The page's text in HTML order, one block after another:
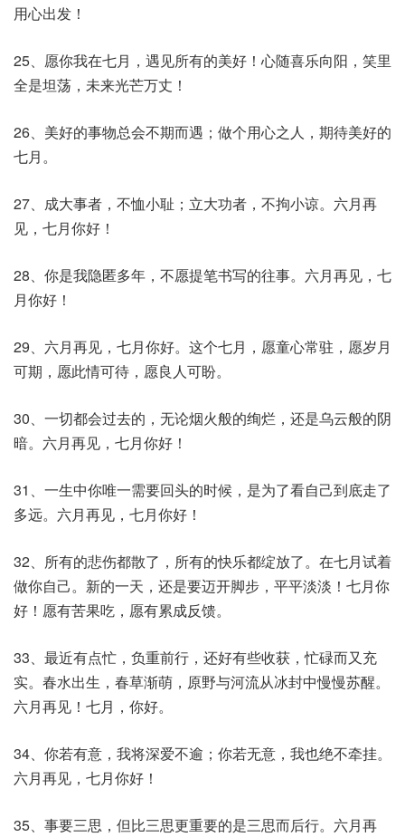
用心出发！
25、愿你我在七月，遇见所有的美好！心随喜乐向阳，笑里
全是坦荡，未来光芒万丈！
26、美好的事物总会不期而遇；做个用心之人，期待美好的
七月。
27、成大事者，不恤小耻；立大功者，不拘小谅。六月再
见，七月你好！
28、你是我隐匿多年，不愿提笔书写的往事。六月再见，七
月你好！
29、六月再见，七月你好。这个七月，愿童心常驻，愿岁月
可期，愿此情可待，愿良人可盼。
30、一切都会过去的，无论烟火般的绚烂，还是乌云般的阴
暗。六月再见，七月你好！
31、一生中你唯一需要回头的时候，是为了看自己到底走了
多远。六月再见，七月你好！
32、所有的悲伤都散了，所有的快乐都绽放了。在七月试着
做你自己。新的一天，还是要迈开脚步，平平淡淡！七月你
好！愿有苦果吃，愿有累成反馈。
33、最近有点忙，负重前行，还好有些收获，忙碌而又充
实。春水出生，春草渐萌，原野与河流从冰封中慢慢苏醒。
六月再见！七月，你好。
34、你若有意，我将深爱不逾；你若无意，我也绝不牵挂。
六月再见，七月你好！
35、事要三思，但比三思更重要的是三思而后行。六月再